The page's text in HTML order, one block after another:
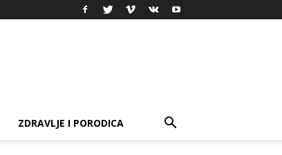
ZDRAVLJE I PORODICA